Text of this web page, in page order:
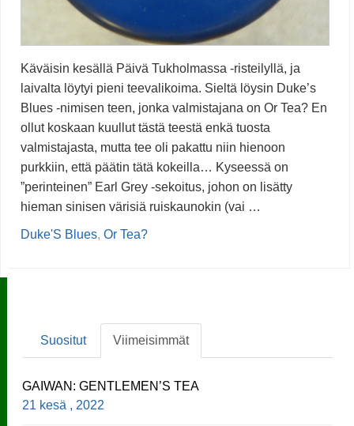
Käväisin kesällä Päivä Tukholmassa -risteilyllä, ja
laivalta löytyi pieni teevalikoima. Sieltä löysin Duke’s
Blues -nimisen teen, jonka valmistajana on Or Tea? En
ollut koskaan kuullut tästä teestä enkä tuosta
valmistajasta, mutta tee oli pakattu niin hienoon
purkkiin, että päätin tätä kokeilla… Kyseessä on
”perinteinen” Earl Grey -sekoitus, johon on lisätty
hieman sinisen värisiä ruiskaunokin (vai …
Duke'S Blues, Or Tea?
Suositut Viimeisimmät
GAIWAN: GENTLEMEN’S TEA
21 kesä , 2022